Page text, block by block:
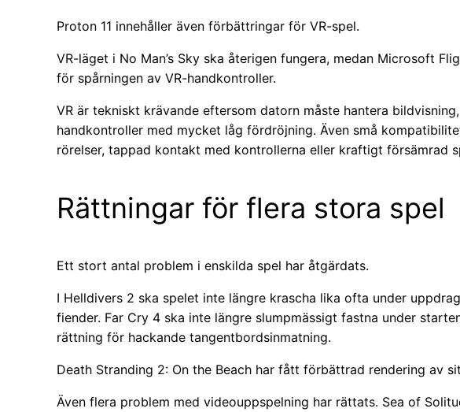
Proton 11 innehåller även förbättringar för VR-spel.
VR-läget i No Man’s Sky ska återigen fungera, medan Microsoft
för spårningen av VR-handkontroller.
VR är tekniskt krävande eftersom datorn måste hantera
handkontroller med mycket låg fördröjning. Även små
rörelser, tappad kontakt med kontrollerna eller kraftigt försämrad
Rättningar för flera stora spel
Ett stort antal problem i enskilda spel har åtgärdats.
I Helldivers 2 ska spelet inte längre krascha lika ofta under
fiender. Far Cry 4 ska inte längre slumpmässigt fastna under
rättning för hackande tangentbordsinmatning.
Death Stranding 2: On the Beach har fått förbättrad rendering av
Även flera problem med videouppspelning har rättats. Sea of